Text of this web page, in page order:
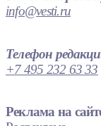
info@vesti.ru
Телефон
+7 495 232 63 33
Реклама на